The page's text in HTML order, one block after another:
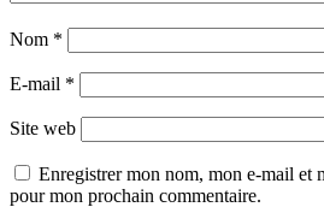
Nom *
E-mail *
Site web
Enregistrer mon nom, mon e-mail et
pour mon prochain commentaire.